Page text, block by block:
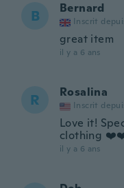
B Bernard
Inscrit
great item
il y a 6 ans
R Rosalina
Inscrit
Love it!
clothing
il y a 6 ans